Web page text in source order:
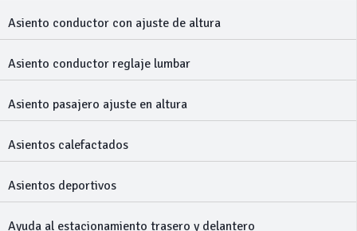
Asiento conductor con ajuste de altura
Asiento conductor reglaje lumbar
Asiento pasajero ajuste en altura
Asientos calefactados
Asientos deportivos
Ayuda al estacionamiento trasero y delantero